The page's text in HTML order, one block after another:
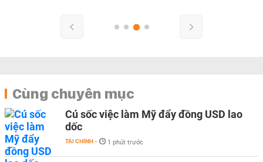
Cùng chuyên mục
Cú sốc việc làm Mỹ đẩy đồng USD lao
dốc
TÀI CHÍNH - 1 phút trước